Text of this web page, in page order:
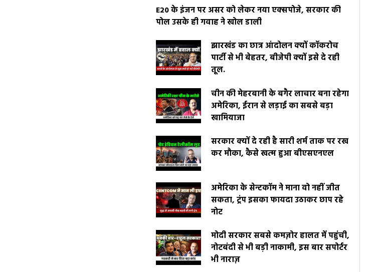
E20 के इंजन पर असर को लेकर नया एक्सपोजे, सरकार की
पोल उसके ही गवाह ने खोल डाली
झारखंड का छात्र आंदोलन क्यों कॉकरोच
पार्टी से भी बेहतर, बीजेपी क्यों इसे दे रही
तूल.
चीन की मेहरबानी के बगैर लाचार बना रहेगा
अमेरिका, ईरान से लड़ाई का सबसे बड़ा
खामियाजा
सरकार क्यों दे रही है सारी शर्म ताक पर रख
कर मौका, कैसे खत्म हुआ बीएसएनएल
अमेरिका के सेन्टकॉम ने माना वो नहीं जीत
सकता, ट्रंप इसका फायदा उठाकर छाप रहे
नोट
मोदी सरकार सबसे कमज़ोर हालत में पहुंची,
नोटबंदी से भी बड़ी नाकामी, इस बार सपोर्टर
भी नाराज़